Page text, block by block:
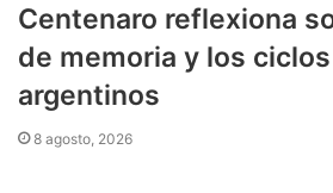
Centenaro reflexiona
de memoria y los
argentinos
8 agosto, 2026